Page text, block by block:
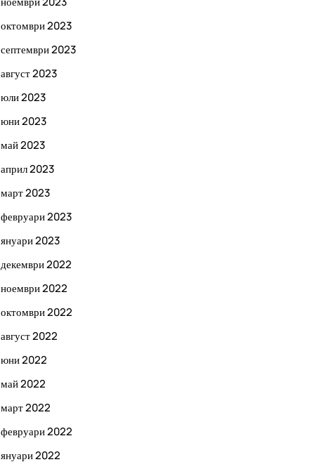
октомври 2023
септември 2023
август 2023
юли 2023
юни 2023
май 2023
април 2023
март 2023
февруари 2023
януари 2023
декември 2022
ноември 2022
октомври 2022
август 2022
юни 2022
май 2022
март 2022
февруари 2022
януари 2022